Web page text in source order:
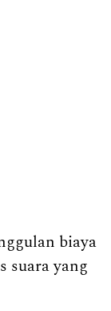
biaya
suara yang